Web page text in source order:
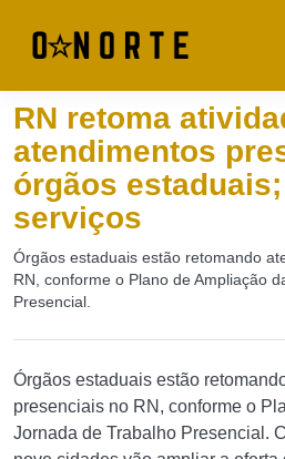
RN retoma
atendimentos
órgãos
serviços
Órgãos estaduais estão retomando
RN, conforme o Plano de Ampliação
Presencial.
Órgãos estaduais estão
presenciais no RN, conforme o
Jornada de Trabalho Presencial.